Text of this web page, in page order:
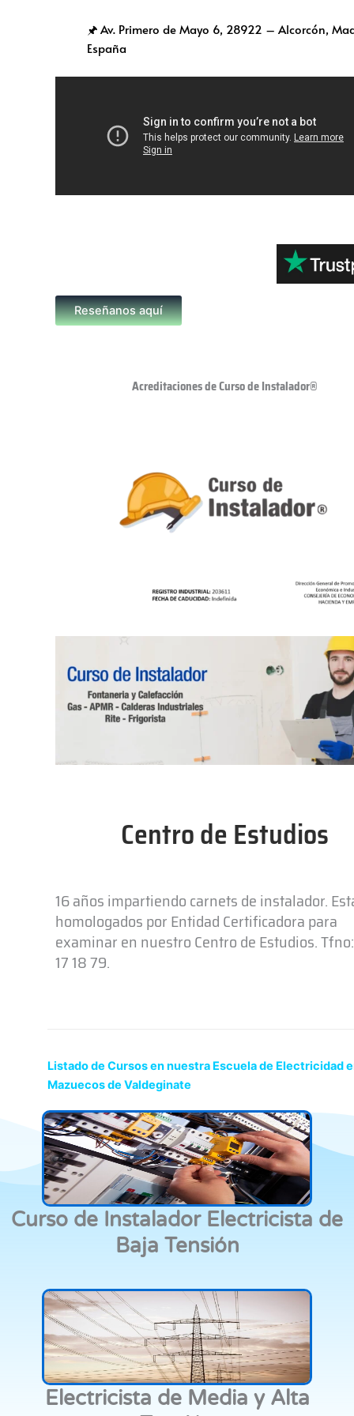
🖈 Av. Primero de Mayo 6, 28922 – Alcorcón,
España
Reseñanos aquí
Acreditaciones de Curso de Instalador®
Centro de Estudios
16 años impartiendo carnets de instalador.
homologados por Entidad Certificadora para
examinar en nuestro Centro de Estudios.
17 18 79.
Listado de Cursos en nuestra Escuela de Electricidad
Mazuecos de Valdeginate
Curso de Instalador Electricista de
Baja Tensión
Electricista de Media y Alta